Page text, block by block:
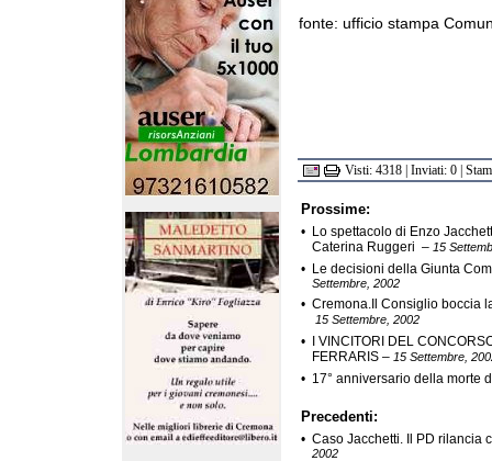
fonte: ufficio stampa
Visti: 4318 | Inviati: 0 |
Prossime:
• Lo spettacolo di Enzo
Caterina Ruggeri – 15
• Le decisioni della Giunta
Settembre, 2002
• Cremona.Il Consiglio boccia
15 Settembre, 2002
•
I VINCITORI DEL
FERRARIS – 15 Settembre,
• 17° anniversario della morte
Precedenti:
• Caso Jacchetti. Il PD rilancia
2002